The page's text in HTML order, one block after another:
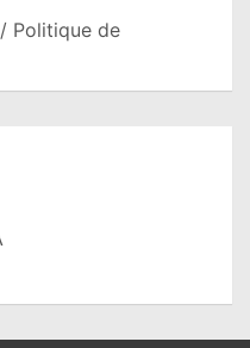
Politique de